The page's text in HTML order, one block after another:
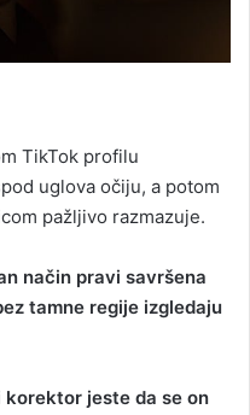
TikTok profilu
uglova očiju, a potom
pažljivo razmazuje.
način pravi savršena
tamne regije izgledaju
korektor jeste da se on